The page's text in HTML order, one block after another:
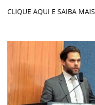
CLIQUE AQUI E SAIBA MAIS